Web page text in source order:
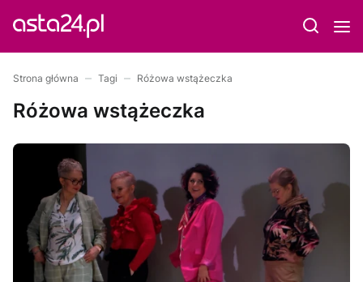
Strona główna Tagi Różowa wstążeczka
Różowa wstążeczka